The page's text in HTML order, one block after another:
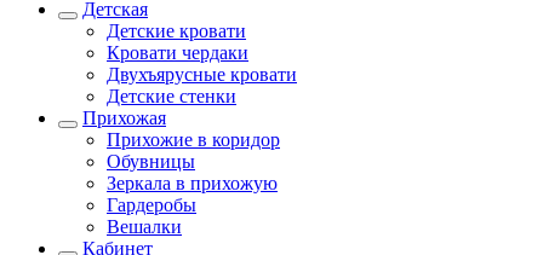
Детская
Детские кровати
Кровати чердаки
Двухъярусные кровати
Детские стенки
Прихожая
Прихожие в коридор
Обувницы
Зеркала в прихожую
Гардеробы
Вешалки
Кабинет